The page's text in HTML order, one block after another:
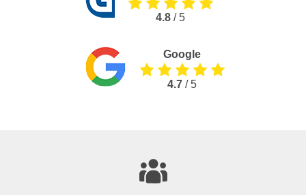
4.8 / 5
Google
4.7 / 5